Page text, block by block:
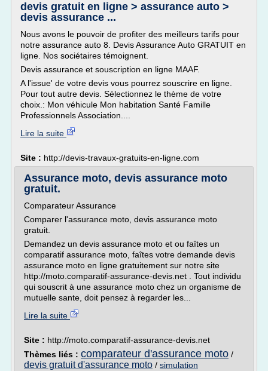
devis gratuit en ligne > assurance auto >
devis assurance ...
Nous avons le pouvoir de profiter des meilleurs tarifs pour
notre assurance auto 8. Devis Assurance Auto GRATUIT en
ligne. Nos sociétaires témoignent.
Devis assurance et souscription en ligne MAAF.
A l'issue' de votre devis vous pourrez souscrire en ligne.
Pour tout autre devis. Sélectionnez le thème de votre
choix.: Mon véhicule Mon habitation Santé Famille
Professionnels Association....
Lire la suite
Site : http://devis-travaux-gratuits-en-ligne.com
Assurance moto, devis assurance moto
gratuit.
Comparateur Assurance
Comparer l'assurance moto, devis assurance moto
gratuit.
Demandez un devis assurance moto et ou faîtes un
comparatif assurance moto, faîtes votre demande devis
assurance moto en ligne gratuitement sur notre site
http://moto.comparatif-assurance-devis.net . Tout individu
qui souscrit à une assurance moto chez un organisme de
mutuelle sante, doit pensez à regarder les...
Lire la suite
Site : http://moto.comparatif-assurance-devis.net
Thèmes liés : comparateur d'assurance moto /
devis gratuit d'assurance moto / simulation